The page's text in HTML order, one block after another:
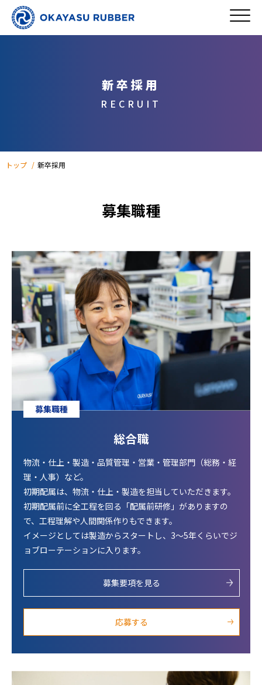
新卒採用
RECRUIT
トップ 新卒採用
募集職種
募集職種
総合職
物流・仕上・製造・品質管理・営業・管理部門（総務・経
理・人事）など。
初期配属は、物流・仕上・製造を担当していただきます。
初期配属前に全工程を回る「配属前研修」がありますの
で、工程理解や人間関係作りもできます。
イメージとしては製造からスタートし、3〜5年くらいでジ
ョブローテーションに入ります。
募集要項を見る
応募する